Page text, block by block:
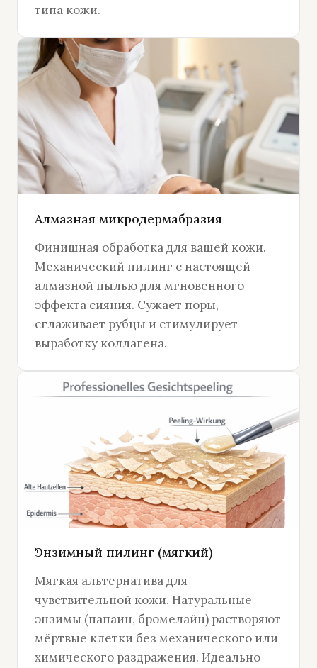
типа кожи.
Алмазная микродермабразия
Финишная обработка для вашей кожи.
Механический пилинг с настоящей
алмазной пылью для мгновенного
эффекта сияния. Сужает поры,
сглаживает рубцы и стимулирует
выработку коллагена.
Энзимный пилинг (мягкий)
Мягкая альтернатива для
чувствительной кожи. Натуральные
энзимы (папаин, бромелайн) растворяют
мёртвые клетки без механического или
химического раздражения. Идеально